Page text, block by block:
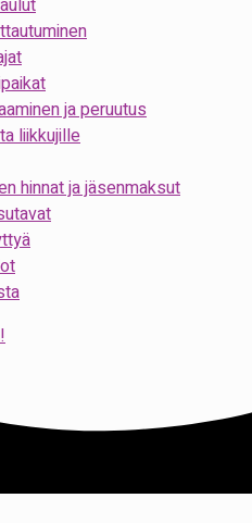
ja peruutus
liikkujille
hinnat ja jäsenmaksut